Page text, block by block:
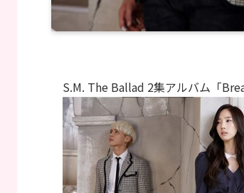
S.M. The Ballad 2集アルバム「